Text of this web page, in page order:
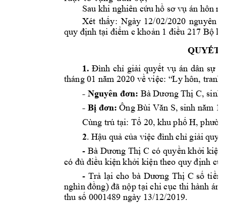
Sau khi nghiên cứu hồ sơ vụ án hôn
Xét thấy: Ngày 12/02/2020 nguyên
quy định tại điểm c khoản 1 điều 217 Bộ
QUYẾT
1. Đình chỉ giải quyết vụ án dân sự
tháng 01 năm 2020 về việc: “Ly hôn, tranh
- Nguyên đơn: Bà Dương Thị C, sinh
- Bị đơn: Ông Bùi Văn S, sinh năm
Cùng trú tại: Tổ 20, khu phố H, phườ
2. Hậu quả của việc đình chỉ giải
- Bà Dương Thị C có quyền khởi kiệ
có đủ điều kiện khởi kiện theo quy định củ
- Trả lại cho bà Dương Thị C số tiền
nghìn đồng) đã nộp tại chi cục thi hành án
thu số 0001489 ngày 13/12/2019.